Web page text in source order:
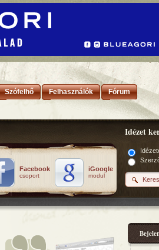
Szófelhő Felhasználók Fórum
Facebook
csoport
iGoogle
modul
Idézet